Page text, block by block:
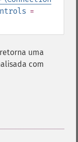
=
uma
com